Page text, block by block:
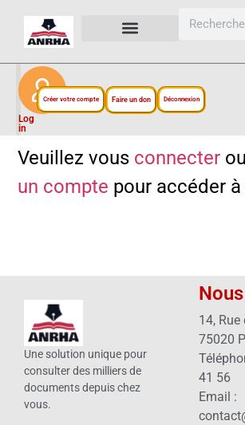
Log
in
Créer votre compte Faire un don Déconnexion
Veuillez vous connecter
un compte pour accéder
Une solution unique pour
consulter des milliers de
documents depuis chez
vous.
14, Rue
75020
41 56
Email :